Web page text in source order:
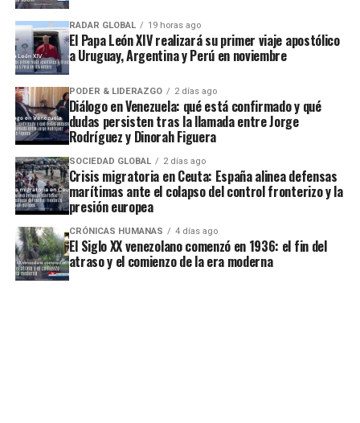
RADAR GLOBAL 19 horas ago
El Papa León XIV realizará su primer viaje apostólico
a Uruguay, Argentina y Perú en noviembre
PODER & LIDERAZGO 2 días ago
Diálogo en Venezuela: qué está confirmado y qué
dudas persisten tras la llamada entre Jorge
Rodríguez y Dinorah Figuera
SOCIEDAD GLOBAL 2 días ago
Crisis migratoria en Ceuta: España alinea defensas
marítimas ante el colapso del control fronterizo y la
presión europea
CRÓNICAS HUMANAS 4 días ago
El Siglo XX venezolano comenzó en 1936: el fin del
atraso y el comienzo de la era moderna